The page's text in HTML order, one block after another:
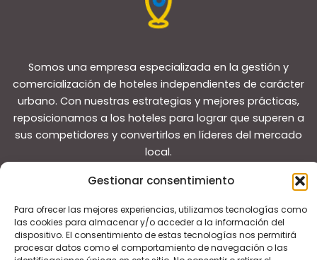
Gestionar consentimiento
Para ofrecer las mejores experiencias, utilizamos tecnologías como
las cookies para almacenar y/o acceder a la información del
dispositivo. El consentimiento de estas tecnologías nos permitirá
procesar datos como el comportamiento de navegación o las
Somos una empresa especializada en la gestión y
comercialización de hoteles independientes de carácter
urbano. Con nuestras estrategias y mejores prácticas,
reposicionamos a los hoteles para lograr que superen a
sus competidores y convertirlos en líderes del mercado
local.
Copyright © 2026 Guías de viaje